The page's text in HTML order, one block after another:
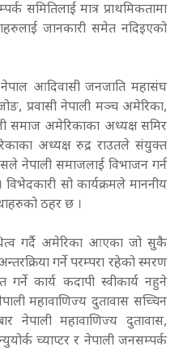
समितिलाई मात्र प्राथमिकतामा
जानकारी समेत नदिइएको
नेपाल आदिवासी जनजाति महासंघ
प्रवासी नेपाली मञ्च अमेरिका,
समाज अमेरिकाका अध्यक्ष समिर
अध्यक्ष रुद्र राउतले संयुक्त
नेपाली समाजलाई विभाजन गर्न
सो कार्यक्रमले माननीय
ठहर छ ।
गर्दै अमेरिका आएका जो सुकै
गर्ने परम्परा रहेको स्मरण
गर्ने कार्य कदापी स्वीकार्य नहुने
महावाणिज्य दुतावास सच्चिन
नेपाली महावाणिज्य दुतावास,
च्याप्टर र नेपाली जनसम्पर्क